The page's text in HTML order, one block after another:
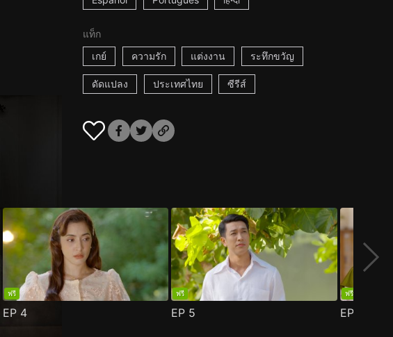
แท็ก
เกย์
ความรัก แต่งงาน ระทึกขวัญ
ดัดแปลง ประเทศไทย ซีรีส์
ฟรี
EP 4
ฟรี
EP 5
ฟรี
EP